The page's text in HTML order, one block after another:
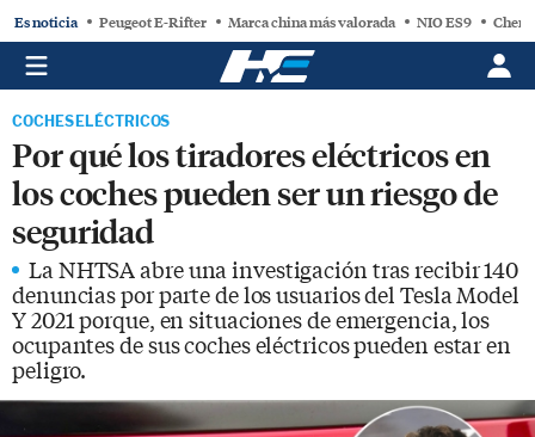
Es noticia Peugeot E-Rifter Marca china más valorada NIO ES9 Chery
COCHES ELÉCTRICOS
Por qué los tiradores eléctricos en
los coches pueden ser un riesgo de
seguridad
La NHTSA abre una investigación tras recibir 140
denuncias por parte de los usuarios del Tesla Model
Y 2021 porque, en situaciones de emergencia, los
ocupantes de sus coches eléctricos pueden estar en
peligro.